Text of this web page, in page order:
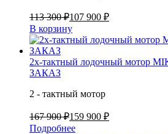
113 300 ₽107 900 ₽
В корзину
2х-тактный лодочный мотор
ЗАКАЗ
2 - тактный мотор
167 900 ₽159 900 ₽
Подробнее